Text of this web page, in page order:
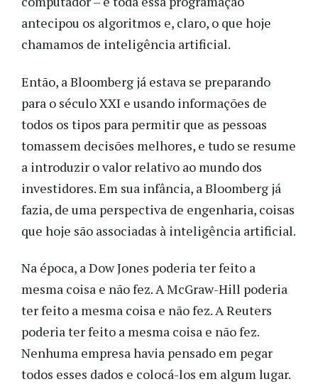
antecipou os algoritmos e, claro, o que hoje
chamamos de inteligência artificial.
Então, a Bloomberg já estava se preparando
para o século XXI e usando informações de
todos os tipos para permitir que as pessoas
tomassem decisões melhores, e tudo se resume
a introduzir o valor relativo ao mundo dos
investidores. Em sua infância, a Bloomberg já
fazia, de uma perspectiva de engenharia, coisas
que hoje são associadas à inteligência artificial.
Na época, a Dow Jones poderia ter feito a
mesma coisa e não fez. A McGraw-Hill poderia
ter feito a mesma coisa e não fez. A Reuters
poderia ter feito a mesma coisa e não fez.
Nenhuma empresa havia pensado em pegar
todos esses dados e colocá-los em algum lugar.